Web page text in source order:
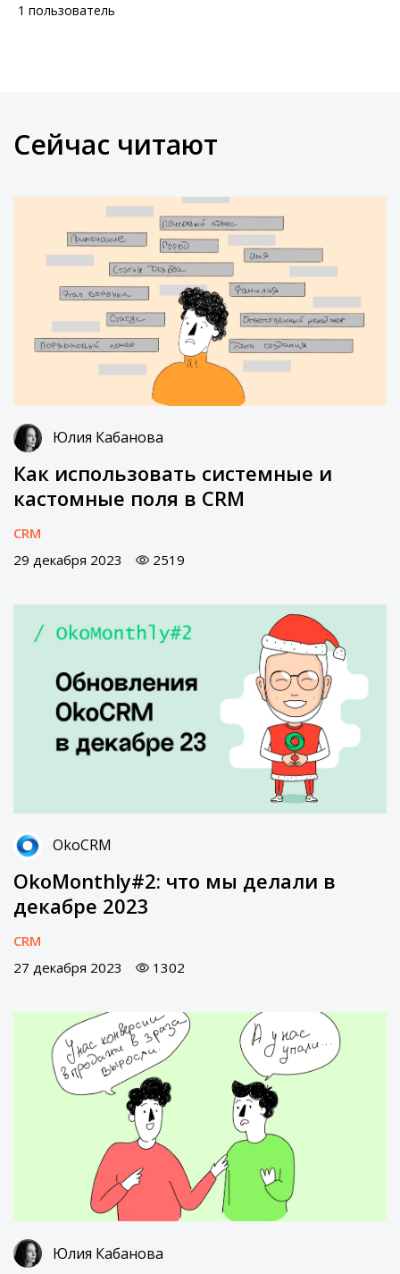
1 пользователь
Сейчас читают
Юлия Кабанова
Как использовать системные и
кастомные поля в CRM
CRM
29 декабря 2023
2519
OkoCRM
OkoMonthly#2: что мы делали в
декабре 2023
CRM
27 декабря 2023
1302
Юлия Кабанова